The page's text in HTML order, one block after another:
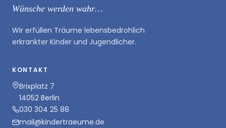
Wünsche werden wahr…
Wir erfüllen Träume lebensbedrohlich
erkrankter Kinder und Jugendlicher.
KONTAKT
Brixplatz 7
14052 Berlin
030 304 25 88
mail@kindertraeume.de